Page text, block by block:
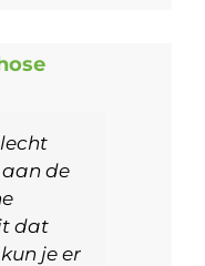
de
dat
je er